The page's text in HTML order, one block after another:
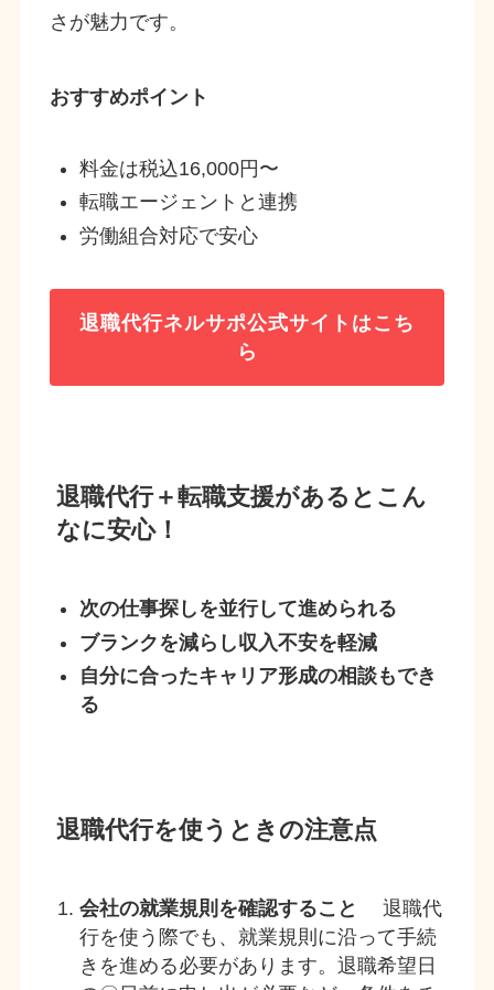
さが魅力です。
おすすめポイント
料金は税込16,000円〜
転職エージェントと連携
労働組合対応で安心
退職代行ネルサポ公式サイトはこち
ら
退職代行＋転職支援があるとこん
なに安心！
次の仕事探しを並行して進められる
ブランクを減らし収入不安を軽減
自分に合ったキャリア形成の相談もでき
る
退職代行を使うときの注意点
会社の就業規則を確認すること
退職代
行を使う際でも、就業規則に沿って手続
きを進める必要があります。退職希望日